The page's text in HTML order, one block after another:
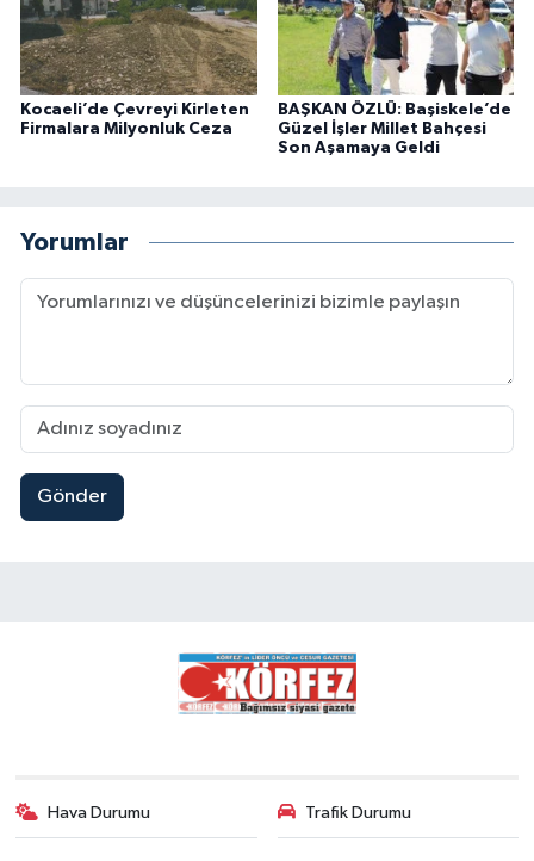
Kocaeli’de Çevreyi Kirleten
Firmalara Milyonluk Ceza
BAŞKAN ÖZLÜ: Başiskele’de
Güzel İşler Millet Bahçesi
Son Aşamaya Geldi
Yorumlar
Gönder
Hava Durumu Trafik Durumu